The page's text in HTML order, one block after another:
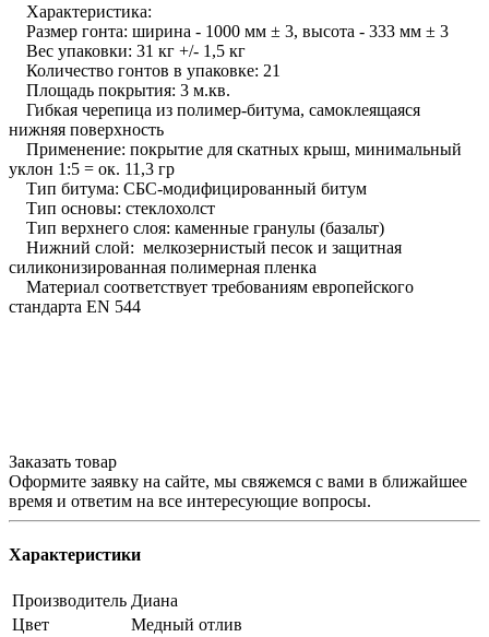
Характеристика:
Размер гонта: ширина - 1000 мм ± 3, высота - 333 мм ± 3
Вес упаковки: 31 кг +/- 1,5 кг
Количество гонтов в упаковке: 21
Площадь покрытия: 3 м.кв.
Гибкая черепица из полимер-битума, самоклеящаяся
нижняя поверхность
Применение: покрытие для скатных крыш, минимальный
уклон 1:5 = ок. 11,3 гр
Тип битума: СБС-модифицированный битум
Тип основы: стеклохолст
Тип верхнего слоя: каменные гранулы (базальт)
Нижний слой: мелкозернистый песок и защитная
силиконизированная полимерная пленка
Материал соответствует требованиям европейского
стандарта EN 544
Заказать товар
Оформите заявку на сайте, мы свяжемся с вами в ближайшее
время и ответим на все интересующие вопросы.
Характеристики
Производитель Диана
Цвет
Медный отлив